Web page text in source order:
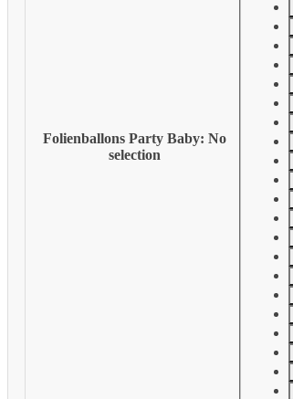
Folienballons Party Baby: No
selection